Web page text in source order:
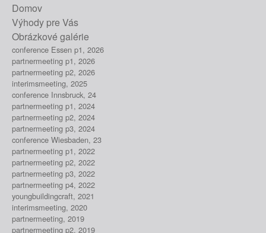
Domov
Výhody pre Vás
Obrázkové galérie
conference Essen p1, 2026
partnermeeting p1, 2026
partnermeeting p2, 2026
interimsmeeting, 2025
conference Innsbruck, 24
partnermeeting p1, 2024
partnermeeting p2, 2024
partnermeeting p3, 2024
conference Wiesbaden, 23
partnermeeting p1, 2022
partnermeeting p2, 2022
partnermeeting p3, 2022
partnermeeting p4, 2022
youngbuildingcraft, 2021
interimsmeeting, 2020
partnermeeting, 2019
partnermeeting p2, 2019